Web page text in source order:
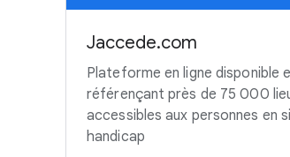
Jaccede.com
Plateforme en ligne disponible
référençant près de 75 000
accessibles aux personnes en
handicap